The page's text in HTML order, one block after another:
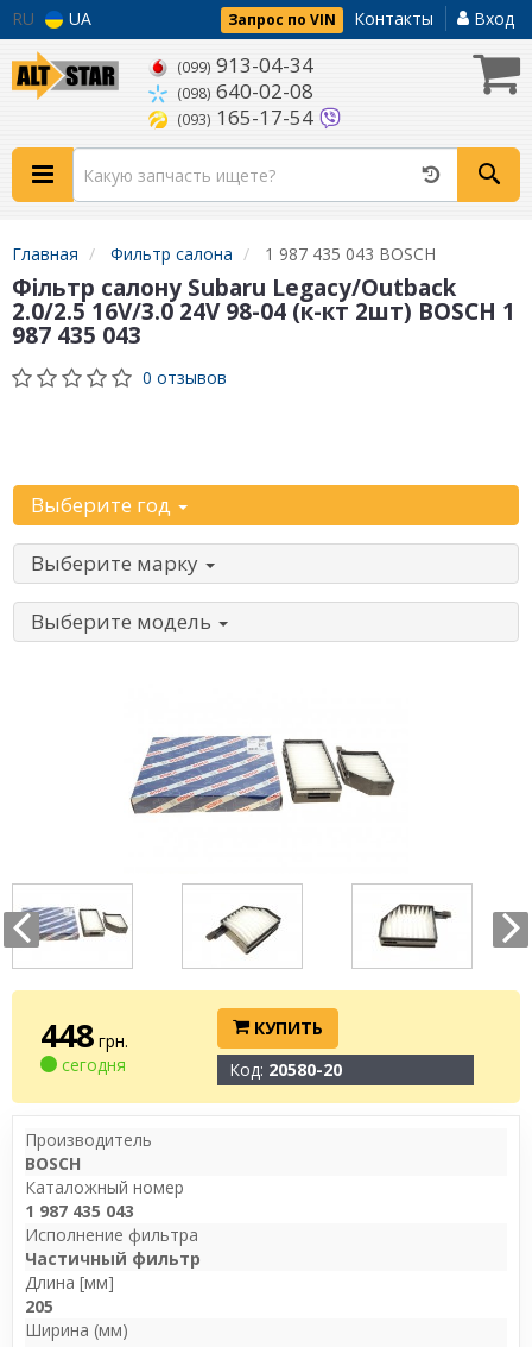
RU UA Запрос по VIN Контакты Вход
(099) 913-04-34
(098) 640-02-08
(093) 165-17-54
Главная Фильтр салона 1 987 435 043 BOSCH
Фільтр салону Subaru Legacy/Outback
2.0/2.5 16V/3.0 24V 98-04 (к-кт 2шт) BOSCH 1
987 435 043
0 отзывов
Выберите год
Выберите марку
Выберите модель
448 грн.
сегодня
КУПИТЬ
Код: 20580-20
Производитель
BOSCH
Каталожный номер
1 987 435 043
Исполнение фильтра
Частичный фильтр
Длина [мм]
205
Ширина (мм)